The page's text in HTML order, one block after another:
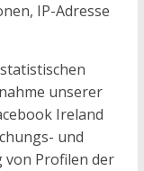
IP-Adresse
unserer
Ireland
und
von Profilen der